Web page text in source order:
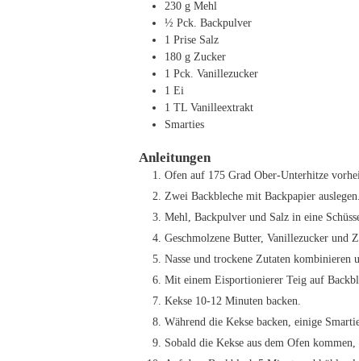
230 g Mehl
½ Pck. Backpulver
1 Prise Salz
180 g Zucker
1 Pck. Vanillezucker
1 Ei
1 TL Vanilleextrakt
Smarties
Anleitungen
Ofen auf 175 Grad Ober-Unterhitze
Zwei Backbleche mit Backpapier auslegen.
Mehl, Backpulver und Salz in eine
Geschmolzene Butter, Vanillezucker und
Nasse und trockene Zutaten kombinieren
Mit einem Eisportionierer Teig auf
Kekse 10-12 Minuten backen.
Während die Kekse backen, einige
Sobald die Kekse aus dem Ofen